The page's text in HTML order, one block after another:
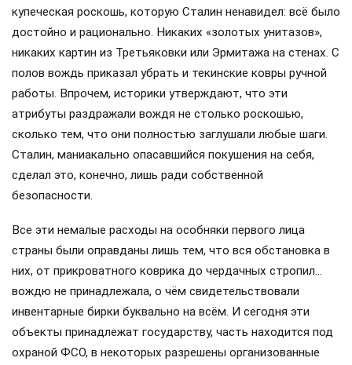
купеческая роскошь, которую Сталин ненавидел: всё было
достойно и рационально. Никаких «золотых унитазов»,
никаких картин из Третьяковки или Эрмитажа на стенах. С
полов вождь приказал убрать и текинские ковры ручной
работы. Впрочем, историки утверждают, что эти
атрибуты раздражали вождя не столько роскошью,
сколько тем, что они полностью заглушали любые шаги.
Сталин, маниакально опасавшийся покушения на себя,
сделал это, конечно, лишь ради собственной
безопасности.
Все эти немалые расходы на особняки первого лица
страны были оправданы лишь тем, что вся обстановка в
них, от прикроватного коврика до чердачных стропил…
вождю не принадлежала, о чём свидетельствовали
инвентарные бирки буквально на всём. И сегодня эти
объекты принадлежат государству, часть находится под
охраной ФСО, в некоторых разрешены организованные